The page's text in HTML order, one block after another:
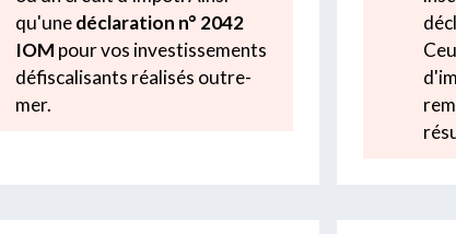
qu'unedéclaration n° 2042
IOM pour vos investissements
défiscalisants réalisés outre-
mer.